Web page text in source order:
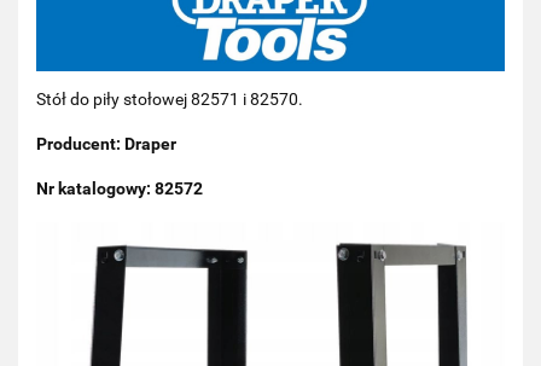
Stół do piły stołowej 82571 i 82570.
Producent: Draper
Nr katalogowy: 82572